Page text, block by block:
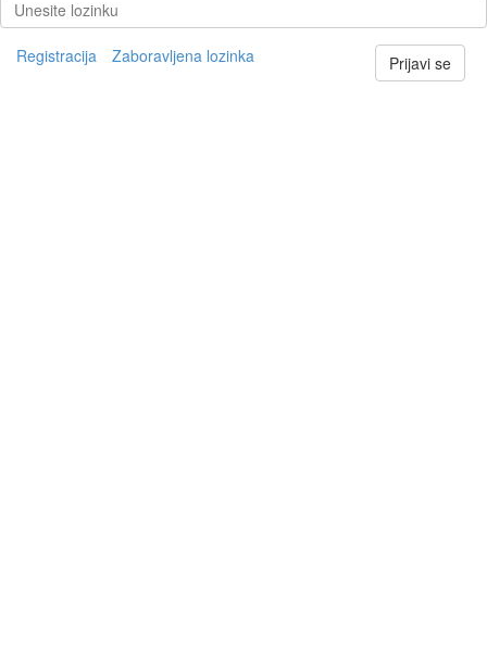
Registracija Zaboravljena lozinka Prijavi se